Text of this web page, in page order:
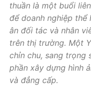
thuần là một buổi
để doanh nghiệp thể
ân đối tác và nhân
trên thị trường. Một
chỉn chu, sang trọng
phần xây dựng hình
và đẳng cấp.